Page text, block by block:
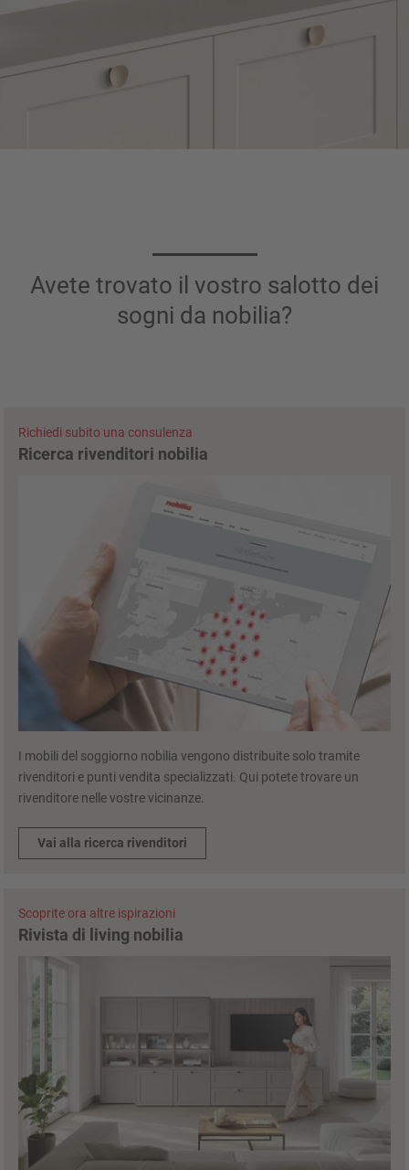
Avete trovato il vostro salotto dei
sogni da nobilia?
Richiedi subito una consulenza
Ricerca rivenditori nobilia
I mobili del soggiorno nobilia vengono distribuite solo tramite
rivenditori e punti vendita specializzati. Qui potete trovare un
rivenditore nelle vostre vicinanze.
Vai alla ricerca rivenditori
Scoprite ora altre ispirazioni
Rivista di living nobilia